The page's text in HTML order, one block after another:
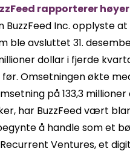
rapporterer
BuzzFeed Inc. opplyste at
avsluttet 31.
dollar i fjerde
Omsetningen økte med
på 133,3
har BuzzFeed vært
å handle som et
Recurrent Ventures, et